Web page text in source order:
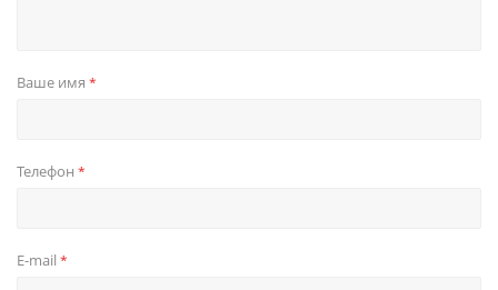
Ваше имя *
Телефон *
E-mail *